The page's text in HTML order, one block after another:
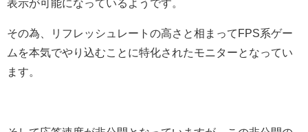
表示が可能になっているようです。
その為、リフレッシュレートの高さと相まってFPS系ゲー
ムを本気でやり込むことに特化されたモニターとなってい
ます。